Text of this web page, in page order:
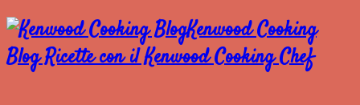
Kenwood Cooking
Blog Ricette con il Kenwood Cooking Chef